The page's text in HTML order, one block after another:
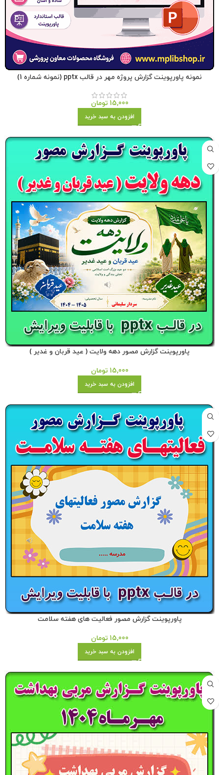
نمونه پاورپوینت گزارش پروژه مهر در قالب pptx (نمونه شماره 1)
15,000 تومان
افزودن به سبد خرید
پاورپوینت گزارش مصور دهه ولایت ( عید قربان و غدیر )
15,000 تومان
افزودن به سبد خرید
پاورپوینت گزارش مصور فعالیت های هفته سلامت
15,000 تومان
افزودن به سبد خرید